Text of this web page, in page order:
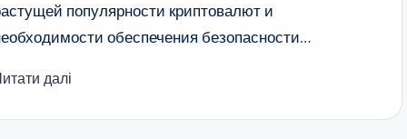
популярности криптовалют и
обеспечения безопасности…
далі